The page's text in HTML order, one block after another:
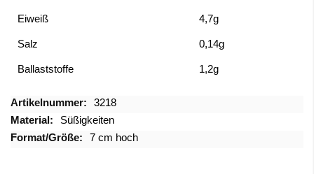
Eiweiß 4,7g
Salz 0,14g
Ballaststoffe 1,2g
Mehr
Informationen
3218
Süßigkeiten
7 cm hoch